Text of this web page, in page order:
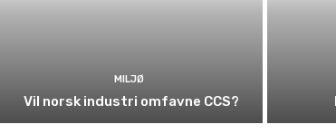
MILJØ
Vil norsk industri omfavne CCS?